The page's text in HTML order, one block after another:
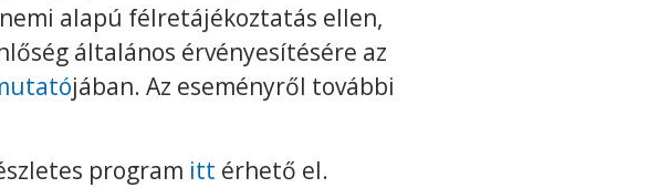
alapú félretájékoztatás ellen,
általános érvényesítésére az
jában. Az eseményről további
program itt érhető el.